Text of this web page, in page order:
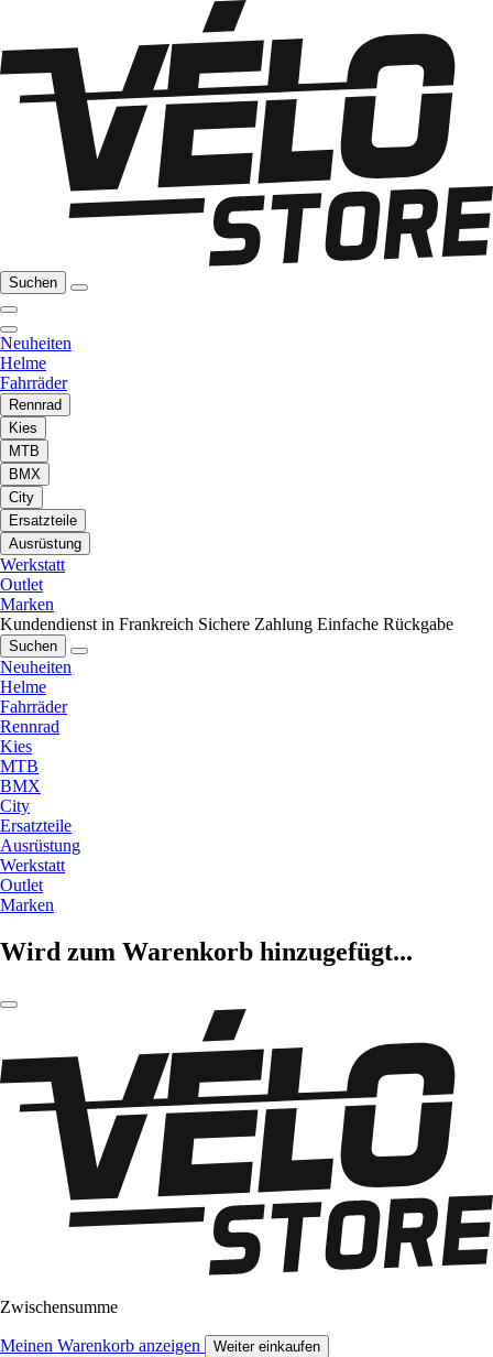
Suchen
Neuheiten
Helme
Fahrräder
Rennrad
Kies
MTB
BMX
City
Ersatzteile
Ausrüstung
Werkstatt
Outlet
Marken
Kundendienst in Frankreich Sichere Zahlung Einfache Rückgabe
Suchen
Neuheiten
Helme
Fahrräder
Rennrad
Kies
MTB
BMX
City
Ersatzteile
Ausrüstung
Werkstatt
Outlet
Marken
Wird zum Warenkorb hinzugefügt...
Zwischensumme
Meinen Warenkorb anzeigen Weiter einkaufen